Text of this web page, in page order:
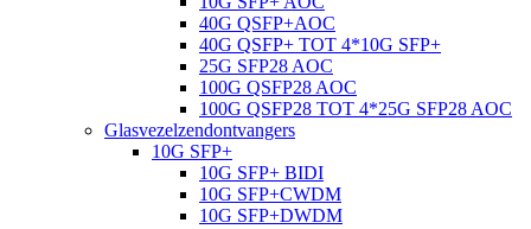
40G QSFP+AOC
40G QSFP+ TOT 4*10G SFP+
25G SFP28 AOC
100G QSFP28 AOC
100G QSFP28 TOT 4*25G SFP28 AOC
Glasvezelzendontvangers
10G SFP+
10G SFP+ BIDI
10G SFP+CWDM
10G SFP+DWDM